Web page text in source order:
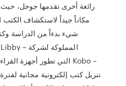
رائعة أخرى تقدمها جوجل،
مكاناً جيداً لاستكشاف الكتب
شيء بدءاً من الدراسة
تنزيل كتب إلكترونية مجانية